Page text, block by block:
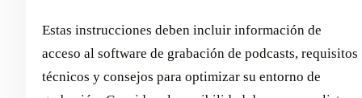
Estas instrucciones deben incluir información de
acceso al software de grabación de podcasts, requisitos
técnicos y consejos para optimizar su entorno de